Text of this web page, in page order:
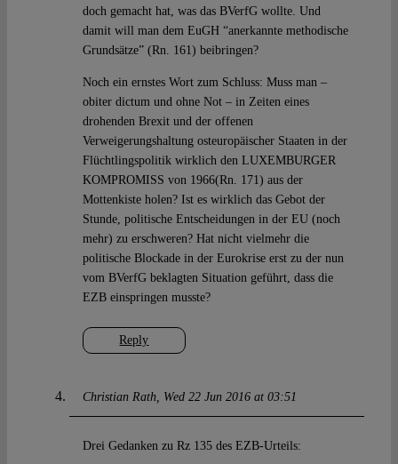
Reply
doch gemacht hat, was das BVerfG wollte. Und
damit will man dem EuGH “anerkannte methodische
Grundsätze” (Rn. 161) beibringen?
Noch ein ernstes Wort zum Schluss: Muss man –
obiter dictum und ohne Not – in Zeiten eines
drohenden Brexit und der offenen
Verweigerungshaltung osteuropäischer Staaten in der
Flüchtlingspolitik wirklich den LUXEMBURGER
KOMPROMISS von 1966(Rn. 171) aus der
Mottenkiste holen? Ist es wirklich das Gebot der
Stunde, politische Entscheidungen in der EU (noch
mehr) zu erschweren? Hat nicht vielmehr die
politische Blockade in der Eurokrise erst zu der nun
vom BVerfG beklagten Situation geführt, dass die
EZB einspringen musste?
Christian Rath Wed 22 Jun 2016 at 03:51
Drei Gedanken zu Rz 135 des EZB-Urteils: